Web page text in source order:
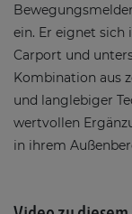
ein. Er eignet sich
Carport und
Kombination aus
und langlebiger
wertvollen
in ihrem